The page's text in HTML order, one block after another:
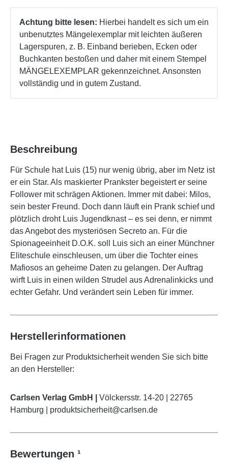
Achtung bitte lesen: Hierbei handelt es sich um ein
unbenutztes Mängelexemplar mit leichten äußeren
Lagerspuren, z. B. Einband berieben, Ecken oder
Buchkanten bestoßen und daher mit einem Stempel
MÄNGELEXEMPLAR gekennzeichnet. Ansonsten
vollständig und in gutem Zustand.
Beschreibung
Für Schule hat Luis (15) nur wenig übrig, aber im Netz ist
er ein Star. Als maskierter Prankster begeistert er seine
Follower mit schrägen Aktionen. Immer mit dabei: Milos,
sein bester Freund. Doch dann läuft ein Prank schief und
plötzlich droht Luis Jugendknast – es sei denn, er nimmt
das Angebot des mysteriösen Secreto an. Für die
Spionageeinheit D.O.K. soll Luis sich an einer Münchner
Eliteschule einschleusen, um über die Tochter eines
Mafiosos an geheime Daten zu gelangen. Der Auftrag
wirft Luis in einen wilden Strudel aus Adrenalinkicks und
echter Gefahr. Und verändert sein Leben für immer.
Herstellerinformationen
Bei Fragen zur Produktsicherheit wenden Sie sich bitte
an den Hersteller:
Carlsen Verlag GmbH | Völckersstr. 14-20 | 22765
Hamburg | produktsicherheit@carlsen.de
Bewertungen ¹